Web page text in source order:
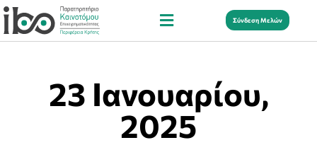
Σύνδεση Μελών
23 Ιανουαρίου,
2025